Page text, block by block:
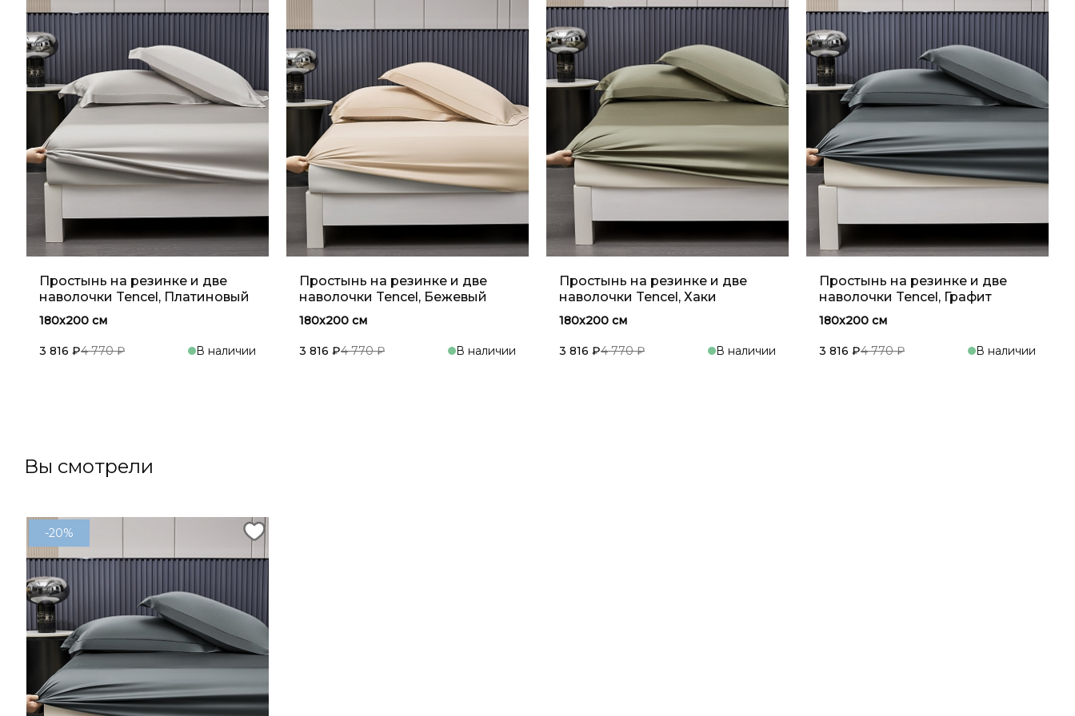
Простынь на резинке и две
наволочки Tencel, Платиновый
180x200 см
3 816 ₽4 770 ₽ В наличии
Простынь на резинке и две
наволочки Tencel, Бежевый
180x200 см
3 816 ₽4 770 ₽ В наличии
Простынь на резинке и две
наволочки Tencel, Хаки
180x200 см
3 816 ₽4 770 ₽ В наличии
Простынь на резинке и две
наволочки Tencel, Графит
180x200 см
3 816 ₽4 770 ₽ В наличии
Вы смотрели
-20%